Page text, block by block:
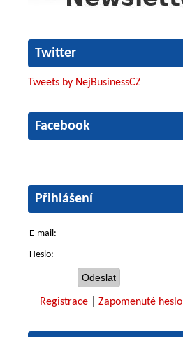
Twitter
Tweets by NejBusinessCZ
Facebook
Přihlášení
E-mail:
Heslo:
Registrace Zapomenuté heslo